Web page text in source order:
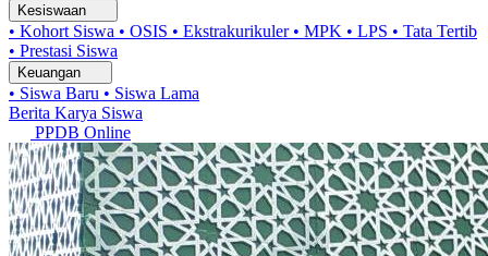
Kesiswaan
• Kohort Siswa • OSIS • Ekstrakurikuler • MPK • LPS • Tata Tertib
• Prestasi Siswa
Keuangan
• Siswa Baru • Siswa Lama
Berita Karya Siswa
PPDB Online